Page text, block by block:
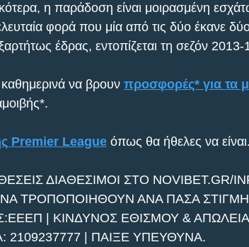
η παράδοση είναι μοιρασμένη
φορά που μία από τις δύο έκανε
έδρας, εντοπίζεται τη σεζόν 2013-
να βρουν προσφορές* για τα
Premier League όπως θα ήθελες να
ΔΙΑΘΕΣΙΜΟΙ ΣΤΟ NOVIBET.GR/
ΤΡΟΠΟΠΟΙΗΘΟΥΝ ΑΝΑ ΠΑΣΑ ΣΤΙΓΜΗ
| ΚΙΝΔΥΝΟΣ ΕΘΙΣΜΟΥ &
| ΠΑΙΞΕ ΥΠΕΥΘΥΝΑ.